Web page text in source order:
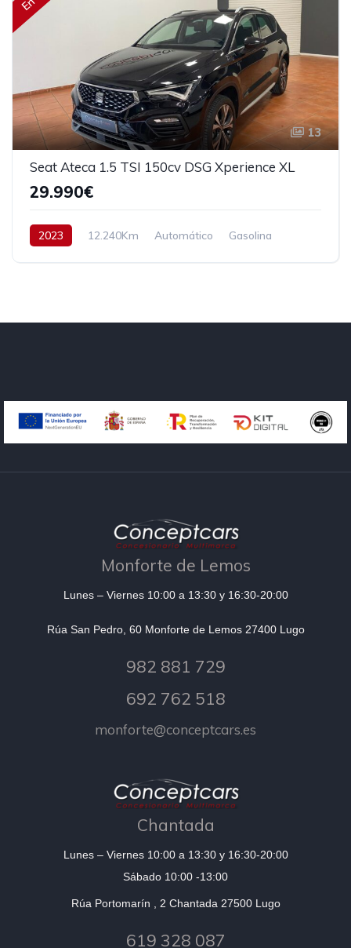
13
Seat Ateca 1.5 TSI 150cv DSG Xperience XL
29.990€
2023 12.240Km Automático
Gasolina
Monforte de Lemos
Lunes – Viernes 10:00 a 13:30 y 16:30-20:00
Rúa San Pedro, 60 Monforte de Lemos 27400 Lugo
982 881 729
692 762 518
monforte@conceptcars.es
Chantada
Lunes – Viernes 10:00 a 13:30 y 16:30-20:00
Sábado 10:00 -13:00
Rúa Portomarín , 2 Chantada 27500 Lugo
619 328 087